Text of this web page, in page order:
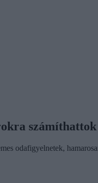
odafigyelnetek,